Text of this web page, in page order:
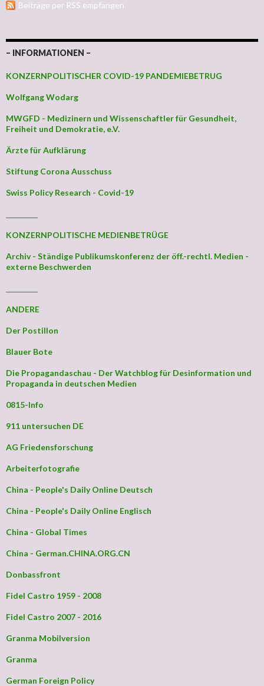
Beiträge per RSS empfangen
– INFORMATIONEN –
KONZERNPOLITISCHER COVID-19 PANDEMIEBETRUG
Wolfgang Wodarg
MWGFD - Medizinern und Wissenschaftler für Gesundheit,
Freiheit und Demokratie, e.V.
Ärzte für Aufklärung
Stiftung Corona Ausschuss
Swiss Policy Research - Covid-19
KONZERNPOLITISCHE MEDIENBETRÜGE
Archiv - Ständige Publikumskonferenz der öff.-rechtl. Medien -
externe Beschwerden
ANDERE
Der Postillon
Blauer Bote
Die Propagandaschau - Der Watchblog für Desinformation und
Propaganda in deutschen Medien
0815-Info
911 untersuchen DE
AG Friedensforschung
Arbeiterfotografie
China - People's Daily Online Deutsch
China - People's Daily Online Englisch
China - Global Times
China - German.CHINA.ORG.CN
Donbassfront
Fidel Castro 1959 - 2008
Fidel Castro 2007 - 2016
Granma Mobilversion
Granma
German Foreign Policy